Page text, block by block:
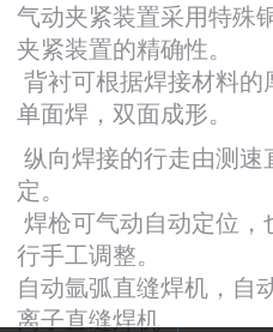
气动夹紧装置采用特殊
夹紧装置的精确性。
背衬可根据焊接材料的
单面焊，双面成形。
纵向焊接的行走由测速
定。
焊枪可气动自动定位，
行手工调整。
自动氩弧直缝焊机，自
离子直缝焊机